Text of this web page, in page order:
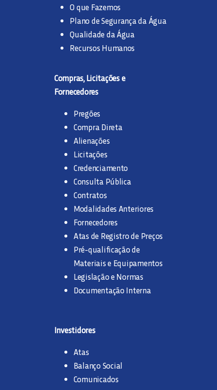
O que Fazemos
Plano de Segurança da Água
Qualidade da Água
Recursos Humanos
Compras, Licitações e
Fornecedores
Pregões
Compra Direta
Alienações
Licitações
Credenciamento
Consulta Pública
Contratos
Modalidades Anteriores
Fornecedores
Atas de Registro de Preços
Pré-qualificação de
Materiais e Equipamentos
Legislação e Normas
Documentação Interna
Investidores
Atas
Balanço Social
Comunicados